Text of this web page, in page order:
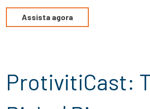
Assista agora
ProtivitiCast: Top